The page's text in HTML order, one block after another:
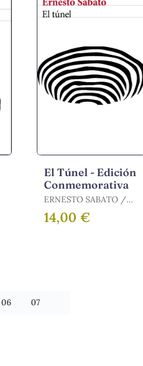
El Túnel - Edición
Conmemorativa
ERNESTO SABATO /
SÁBATO, ERNESTO
14,00 €
06 07